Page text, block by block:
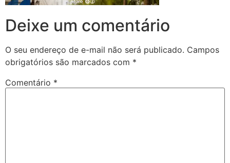
Deixe um comentário
O seu endereço de e-mail não será publicado. Campos
obrigatórios são marcados com *
Comentário *